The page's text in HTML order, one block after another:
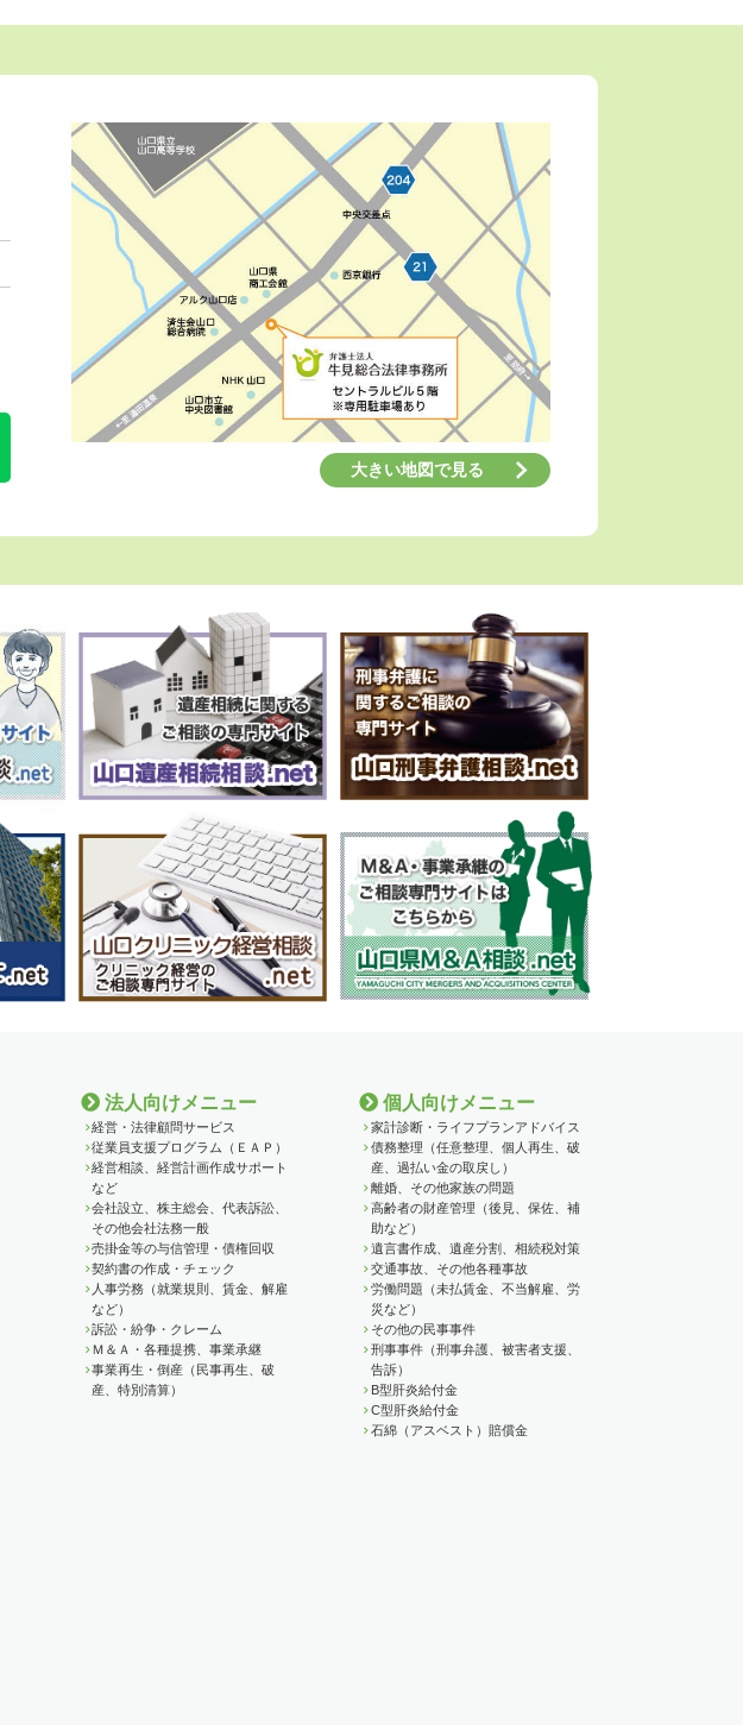
大きい地図で見る
法人向けメニュー
経営・法律顧問サービス
従業員支援プログラム（ＥＡＰ）
経営相談、経営計画作成サポート
など
会社設立、株主総会、代表訴訟、
その他会社法務一般
売掛金等の与信管理・債権回収
契約書の作成・チェック
人事労務（就業規則、賃金、解雇
など）
訴訟・紛争・クレーム
Ｍ＆Ａ・各種提携、事業承継
事業再生・倒産（民事再生、破
産、特別清算）
個人向けメニュー
家計診断・ライフプランアドバイス
債務整理（任意整理、個人再生、破
産、過払い金の取戻し）
離婚、その他家族の問題
高齢者の財産管理（後見、保佐、補
助など）
遺言書作成、遺産分割、相続税対策
交通事故、その他各種事故
労働問題（未払賃金、不当解雇、労
災など）
その他の民事事件
刑事事件（刑事弁護、被害者支援、
告訴）
B型肝炎給付金
C型肝炎給付金
石綿（アスベスト）賠償金